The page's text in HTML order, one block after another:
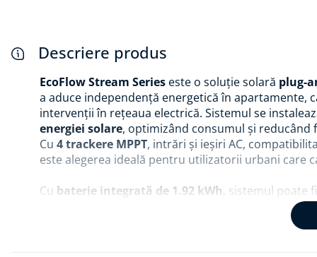
Descriere produs
EcoFlow Stream Series este o soluție solară plug-
a aduce independență energetică în apartamente,
intervenții în rețeaua electrică. Sistemul se
energiei solare, optimizând consumul și reducând
Cu 4 trackere MPPT, intrări și ieșiri AC,
este alegerea ideală pentru utilizatorii urbani care
Cu baterie integrată de 1.92 kWh , sistemul poate
. De asemenea, puterea de intrare
Stream Ultra se poate conecta cu alte unități